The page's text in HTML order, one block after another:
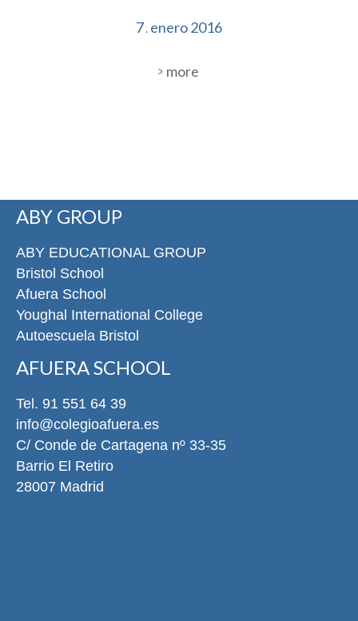
7. enero2016
more
ABY GROUP
ABY EDUCATIONAL GROUP
Bristol School
Afuera School
Youghal International College
Autoescuela Bristol
AFUERA SCHOOL
Tel. 91 551 64 39
info@colegioafuera.es
C/ Conde de Cartagena nº 33-35
Barrio El Retiro
28007 Madrid